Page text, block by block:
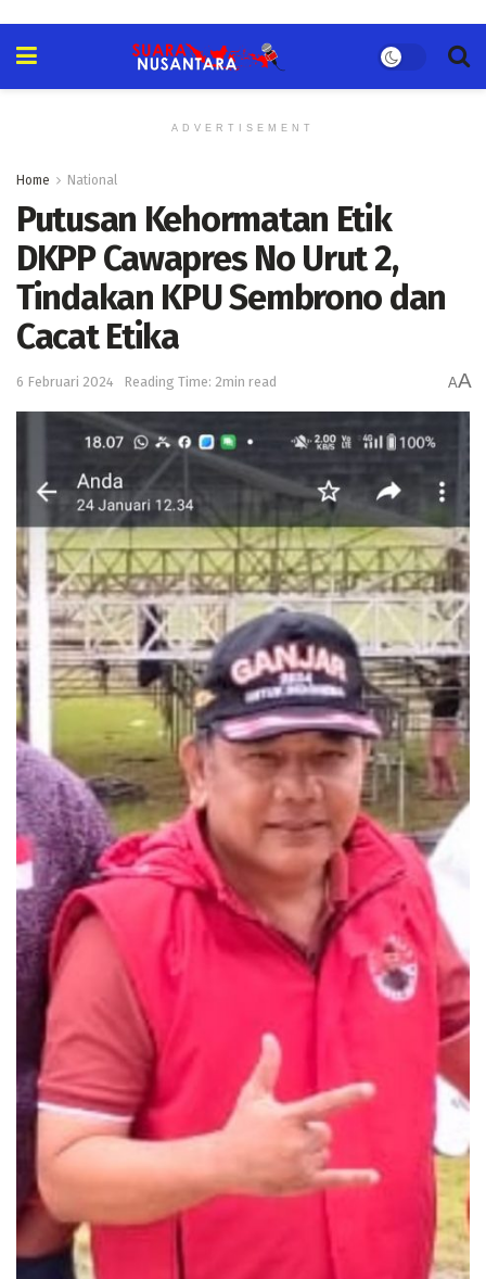
ADVERTISEMENT
Home National
Putusan Kehormatan Etik
DKPP Cawapres No Urut 2,
Tindakan KPU Sembrono dan
Cacat Etika
6 Februari 2024 Reading Time: 2min read AA